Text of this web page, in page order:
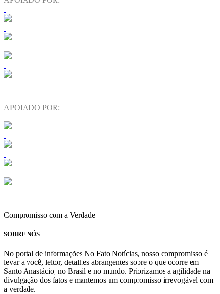
APOIADO POR:
Compromisso com a Verdade
SOBRE NÓS
No portal de informações No Fato Notícias, nosso compromisso é
levar a você, leitor, detalhes abrangentes sobre o que ocorre em
Santo Anastácio, no Brasil e no mundo. Priorizamos a agilidade na
divulgação dos fatos e mantemos um compromisso irrevogável com
a verdade.